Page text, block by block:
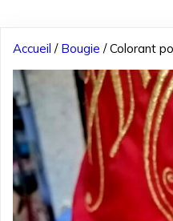
Accueil / Bougie / Colorant